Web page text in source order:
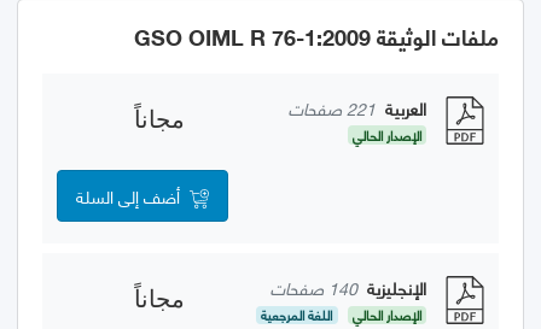
ملفات الوثيقة GSO OIML R 76-1:2009
العربية 221 صفحات
الإصدار الحالي
مجاناً
أضف إلى السلة
الإنجليزية 140 صفحات
الإصدار الحالي اللغة المرجعية
مجاناً